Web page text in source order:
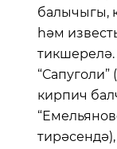
балычыгы,
һәм
тикшерелә.
кирпич